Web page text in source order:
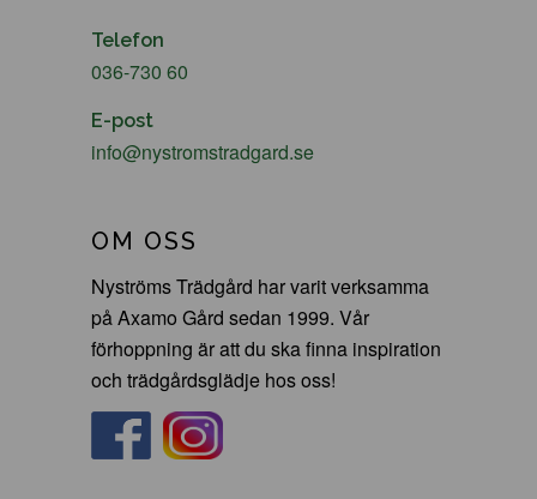
Telefon
036-730 60
E-post
info@nystromstradgard.se
OM OSS
Nyströms Trädgård har varit verksamma
på Axamo Gård sedan 1999. Vår
förhoppning är att du ska finna inspiration
och trädgårdsglädje hos oss!